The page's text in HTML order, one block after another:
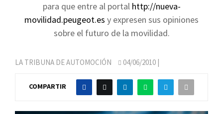
para que entre al portal http://nueva-
movilidad.peugeot.es y expresen sus opiniones
sobre el futuro de la movilidad.
LA TRIBUNA DE AUTOMOCIÓN 04/06/2010 |
COMPARTIR